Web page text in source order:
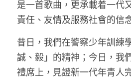
是一首歌曲，更承載着一代
責任、友情及服務社會的信
昔日，我們在警察少年訓練
誠、毅」的精神；今日，我
禮席上，見證新一代年青人